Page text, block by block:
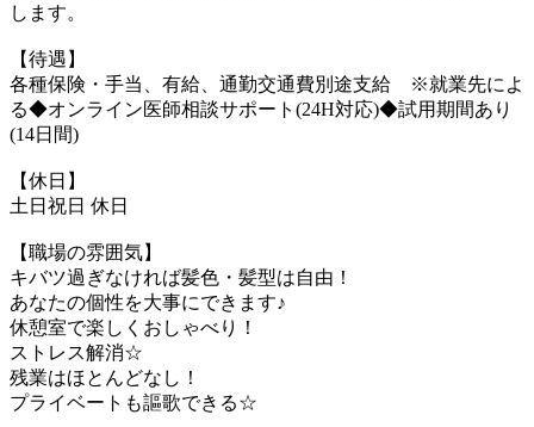
します。
【待遇】
各種保険・手当、有給、通勤交通費別途支給 ※就業先によ
る◆オンライン医師相談サポート(24H対応)◆試用期間あり
(14日間)
【休日】
土日祝日 休日
【職場の雰囲気】
キバツ過ぎなければ髪色・髪型は自由！
あなたの個性を大事にできます♪
休憩室で楽しくおしゃべり！
ストレス解消☆
残業はほとんどなし！
プライベートも謳歌できる☆